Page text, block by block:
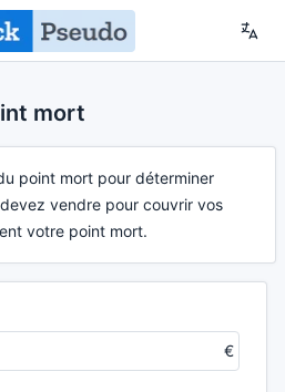
mort
point mort pour déterminer
vendre pour couvrir vos
votre point mort.